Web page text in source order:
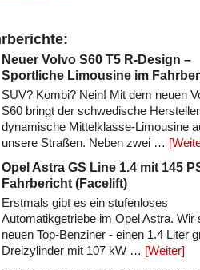
Neuer Volvo S60 T5 R-Design –
Sportliche Limousine im
SUV? Kombi? Nein! Mit dem neuen
S60 bringt der schwedische
dynamische Mittelklasse-Limousine
unsere Straßen. Neben zwei …
Opel Astra GS Line 1.4 mit 145
Fahrbericht (Facelift)
Erstmals gibt es ein stufenloses
Automatikgetriebe im Opel Astra. Wir
neuen Top-Benziner - einen 1.4 Liter
Dreizylinder mit 107 kW … [Weiter]